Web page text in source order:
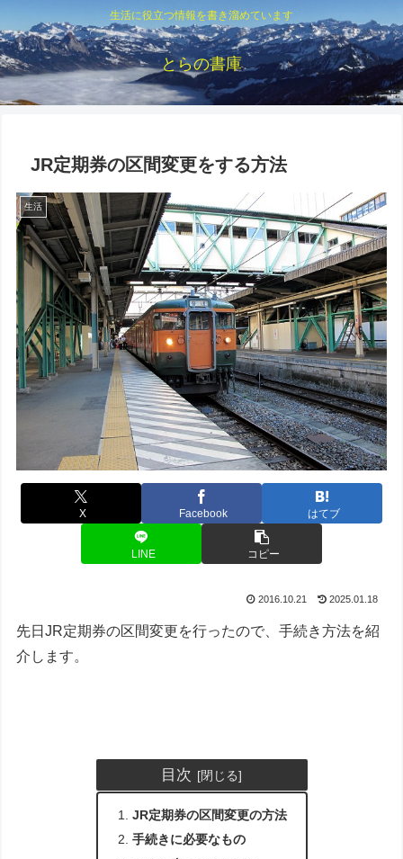
生活に役立つ情報を書き溜めています
とらの書庫
JR定期券の区間変更をする方法
生活
X Facebook はてブ
LINE コピー
2016.10.21 2025.01.18
先日JR定期券の区間変更を行ったので、手続き方法を紹
介します。
目次
JR定期券の区間変更の方法
手続きに必要なもの